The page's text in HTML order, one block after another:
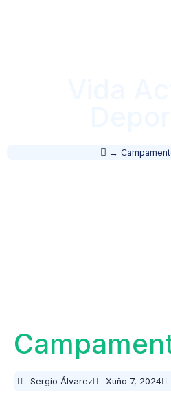
→
Sergio Álvarez Xuño 7, 2024